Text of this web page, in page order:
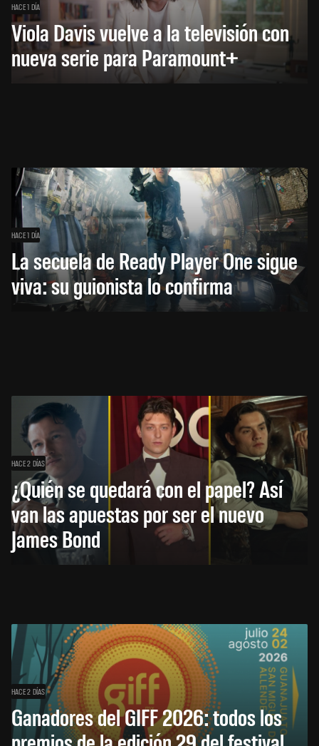
HACE 1 DÍA
Viola Davis vuelve a la televisión con
nueva serie para Paramount+
HACE 1 DÍA
La secuela de Ready Player One sigue
viva: su guionista lo confirma
HACE 2 DÍAS
¿Quién se quedará con el papel? Así
van las apuestas por ser el nuevo
James Bond
HACE 2 DÍAS
Ganadores del GIFF 2026: todos los